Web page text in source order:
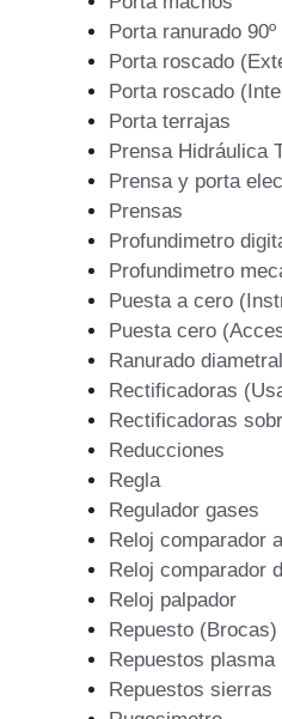
Porta ranurado
Porta roscado
Porta roscado
Porta terrajas
Prensa Hidráulica
Prensa y porta
Prensas
Profundimetro
Profundimetro
Puesta a cero
Puesta cero
Ranurado
Rectificadoras
Rectificadoras
Reducciones
Regla
Regulador gases
Reloj comparador
Reloj comparador
Reloj palpador
Repuesto (Brocas)
Repuestos plasma
Repuestos sierras